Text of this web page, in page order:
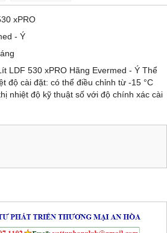
xPRO
- Ý
LDF 530 xPRO Hãng Evermed - Ý Thể
độ cài đặt: có thể điều chỉnh từ -15 °C
nhiệt độ kỹ thuật số với độ chính xác cài